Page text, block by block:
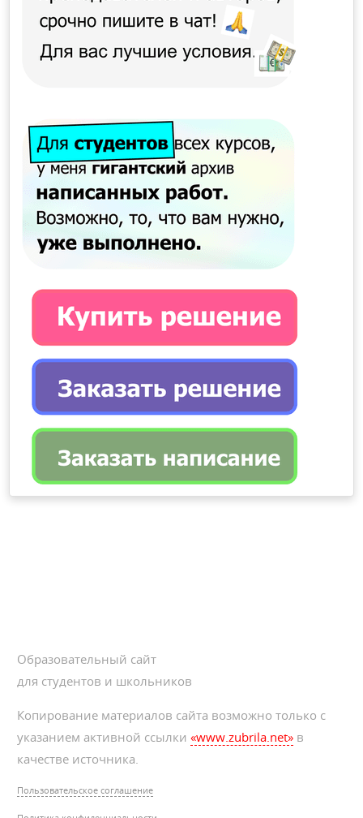
Образовательный сайт
для студентов и школьников
Копирование материалов сайта возможно только с
указанием активной ссылки«www.zubrila.net» в
качестве источника.
Пользовательское соглашение